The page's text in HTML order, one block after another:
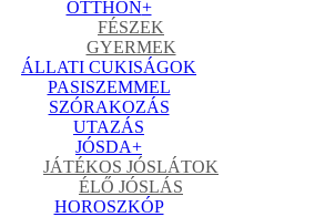
OTTHON+
FÉSZEK
GYERMEK
ÁLLATI CUKISÁGOK
PASISZEMMEL
SZÓRAKOZÁS
UTAZÁS
JÓSDA+
JÁTÉKOS JÓSLÁTOK
ÉLŐ JÓSLÁS
HOROSZKÓP